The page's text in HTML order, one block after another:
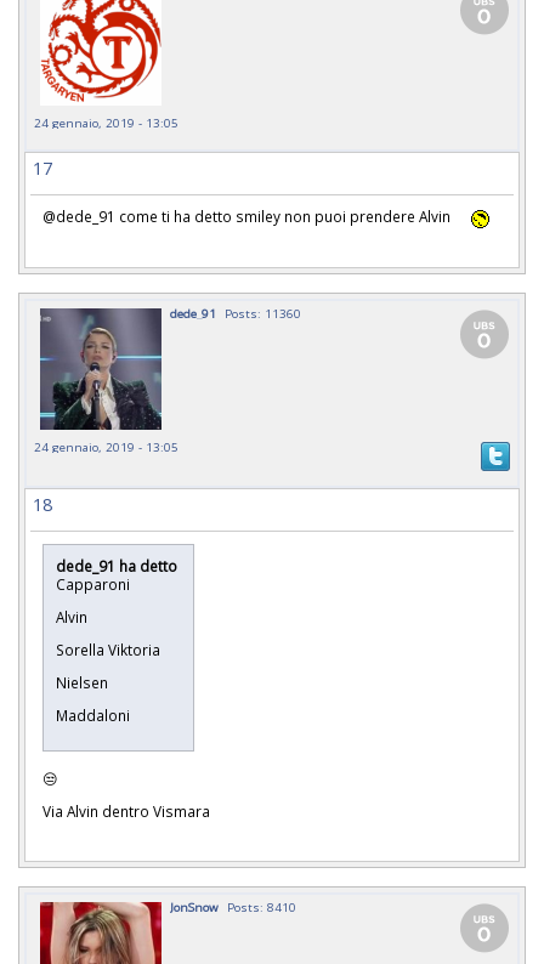
24 gennaio, 2019 - 13:05
17
@dede_91 come ti ha detto smiley non puoi prendere Alvin
dede_91 Posts: 11360
24 gennaio, 2019 - 13:05
18
dede_91 ha detto
Capparoni
Alvin
Sorella Viktoria
Nielsen
Maddaloni
😒
Via Alvin dentro Vismara
JonSnow Posts: 8410